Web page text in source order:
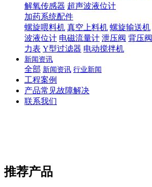
解氧传感器 超声波液位计
加药系统配件
螺旋喂料机 真空上料机 螺旋输送机
波液位计 电磁流量计 泄压阀 背压阀
力表 Y型过滤器 电动搅拌机
新闻资讯
全部 新闻资讯 行业新闻
工程案例
产品常见故障解决
联系我们
推荐产品